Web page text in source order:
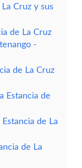
Cruz y sus
de La Cruz
-
de La Cruz
Estancia de
de La
de La